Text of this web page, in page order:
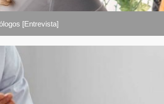
[Entrevista]